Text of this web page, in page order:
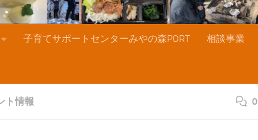
子育てサポートセンターみやの森PORT 相談事業
ト情報 0